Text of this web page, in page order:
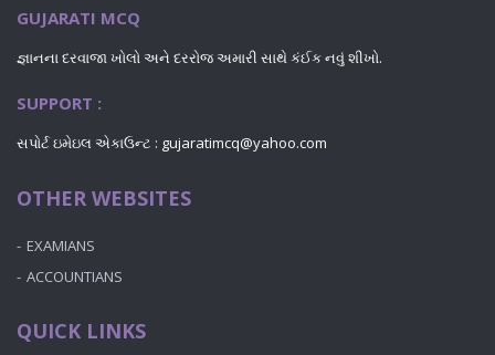
GUJARATI MCQ
જ્ઞાનના દરવાજા ખોલો અને દરરોજ અમારી સાથે કંઈક નવું શીખો.
SUPPORT :
સપોર્ટ ઇમેઇલ એકાઉન્ટ : gujaratimcq@yahoo.com
OTHER WEBSITES
EXAMIANS
ACCOUNTIANS
QUICK LINKS